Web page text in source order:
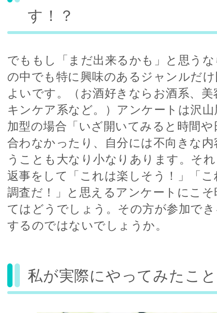
す！？
でももし「まだ出来るかも」と思う
の中でも特に興味のあるジャンルだ
よいです。（お酒好きならお酒系、
キンケア系など。）アンケートは沢
加型の場合「いざ開いてみると時間
合わなかったり、自分には不向きな
うことも大なり小なりあります。そ
返事をして「これは楽しそう！」「
調査だ！」と思えるアンケートにこ
てはどうでしょう。その方が参加で
するのではないでしょうか。
私が実際にやってみたこ